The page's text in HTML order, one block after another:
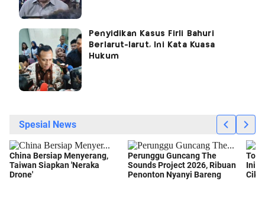
Penyidikan Kasus Firli Bahuri
Berlarut-larut, Ini Kata Kuasa
Hukum